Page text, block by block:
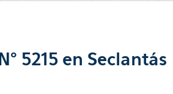
5215 en Seclantás